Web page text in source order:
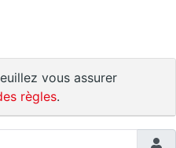
vous assurer
règles.